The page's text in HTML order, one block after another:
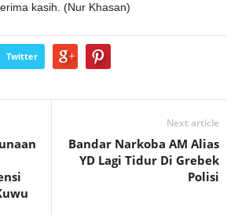
kasih. (Nur Khasan)
Twitter
Next article
Bandar Narkoba AM Alias
YD Lagi Tidur Di Grebek
Polisi